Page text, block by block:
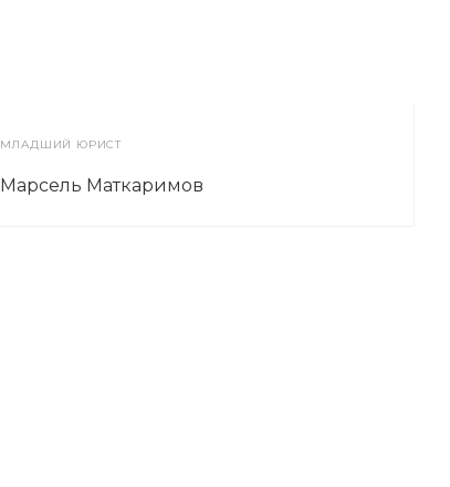
МЛАДШИЙ ЮРИСТ
Марсель Маткаримов